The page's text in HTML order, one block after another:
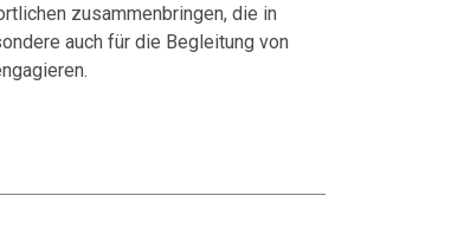
zusammenbringen, die in
auch für die Begleitung von